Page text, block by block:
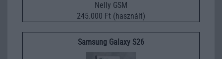
Nelly GSM
245.000 Ft (használt)
Samsung Galaxy S26